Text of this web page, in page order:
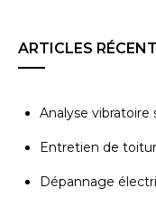
ARTICLES
Analyse
Entretien de
Dépannage